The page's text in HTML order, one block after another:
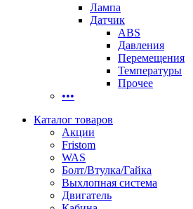
Лампа
Датчик
ABS
Давления
Перемещения
Температуры
Прочее
•••
Каталог товаров
Акции
Fristom
WAS
Болт/Втулка/Гайка
Выхлопная система
Двигатель